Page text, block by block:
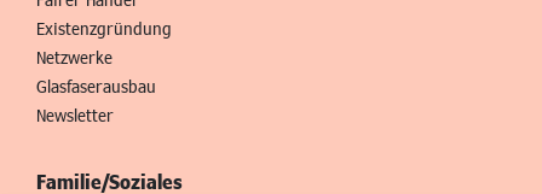
Existenzgründung
Netzwerke
Glasfaserausbau
Newsletter
Familie/Soziales